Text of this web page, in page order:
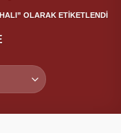
OLARAK ETIKETLENDI